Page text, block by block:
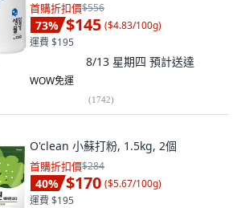
首購折扣價$556
73% $145 ($4.83/100g)
運費 $195
8/13 星期四 預計送達
WOW免運
(1742)
O'clean 小蘇打粉, 1.5kg, 2個
首購折扣價$284
40% $170 ($5.67/100g)
運費 $195